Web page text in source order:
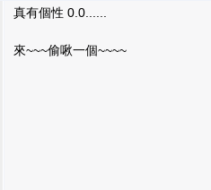
真有個性 0.0......
來~~~偷啾一個~~~~